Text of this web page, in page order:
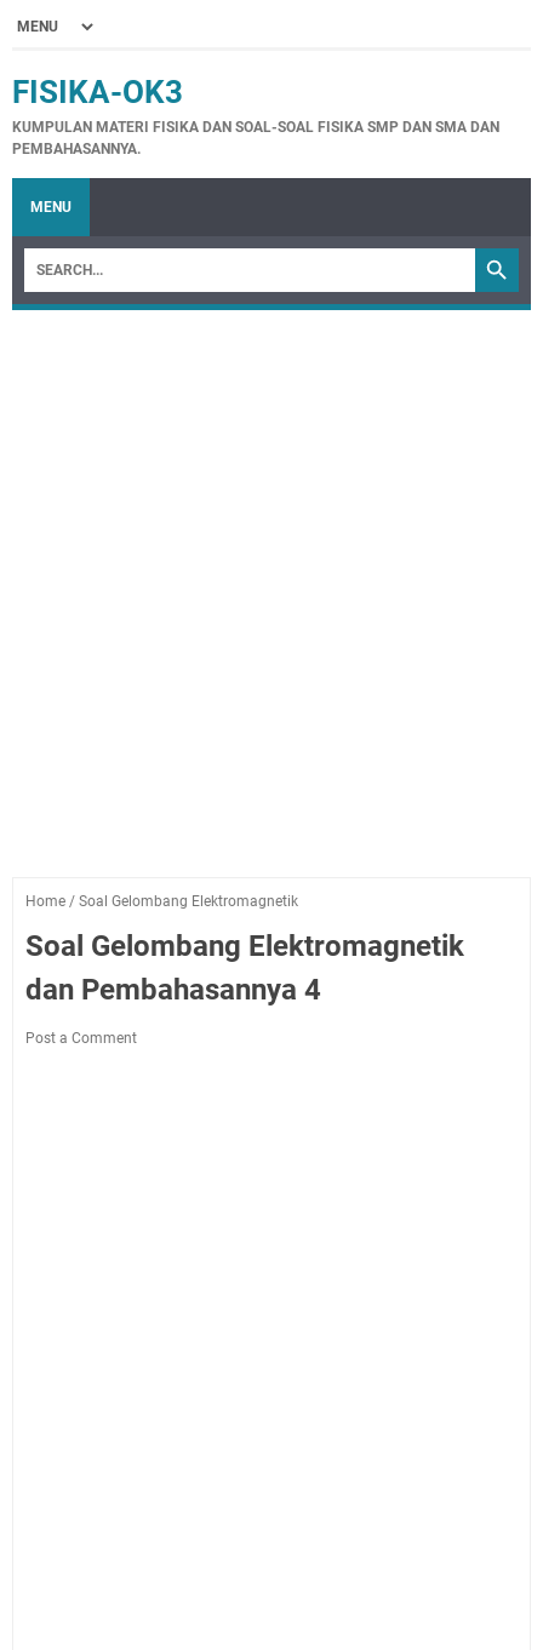
FISIKA-OK3
KUMPULAN MATERI FISIKA DAN SOAL-SOAL FISIKA SMP DAN SMA DAN
PEMBAHASANNYA.
MENU
Home / Soal Gelombang Elektromagnetik
Soal Gelombang Elektromagnetik
dan Pembahasannya 4
Post a Comment